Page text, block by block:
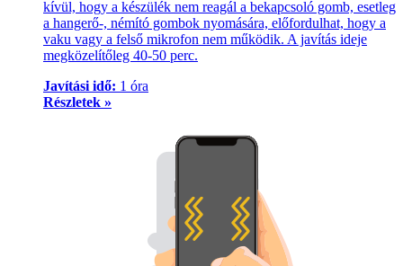
kívül, hogy a készülék nem reagál a bekapcsoló gomb, esetleg
a hangerő-, némító gombok nyomására, előfordulhat, hogy a
vaku vagy a felső mikrofon nem működik. A javítás ideje
megközelítőleg 40-50 perc.
Javítási idő: 1 óra
Részletek »